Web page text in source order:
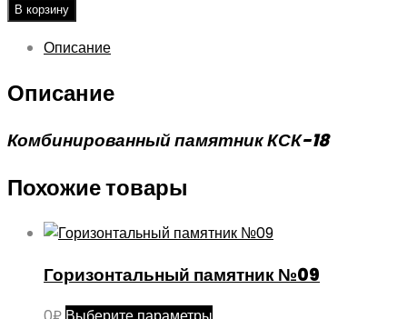
В корзину
Описание
Описание
Комбинированный памятник КСК-18
Похожие товары
Горизонтальный памятник №09